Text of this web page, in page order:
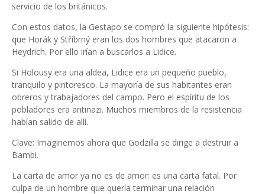
servicio de los británicos.
Con estos datos, la Gestapo se compró la siguiente hipótesis:
que Horák y Stříbrný eran los dos hombres que atacaron a
Heydrich. Por ello irían a buscarlos a Lidice.
Si Holousy era una aldea, Lidice era un pequeño pueblo,
tranquilo y pintoresco. La mayoría de sus habitantes eran
obreros y trabajadores del campo. Pero el espíritu de los
pobladores era antinazi. Muchos miembros de la resistencia
habían salido de allí.
Clave: Imaginemos ahora que Godzilla se dirige a destruir a
Bambi.
La carta de amor ya no es de amor: es una carta fatal. Por
culpa de un hombre que quería terminar una relación